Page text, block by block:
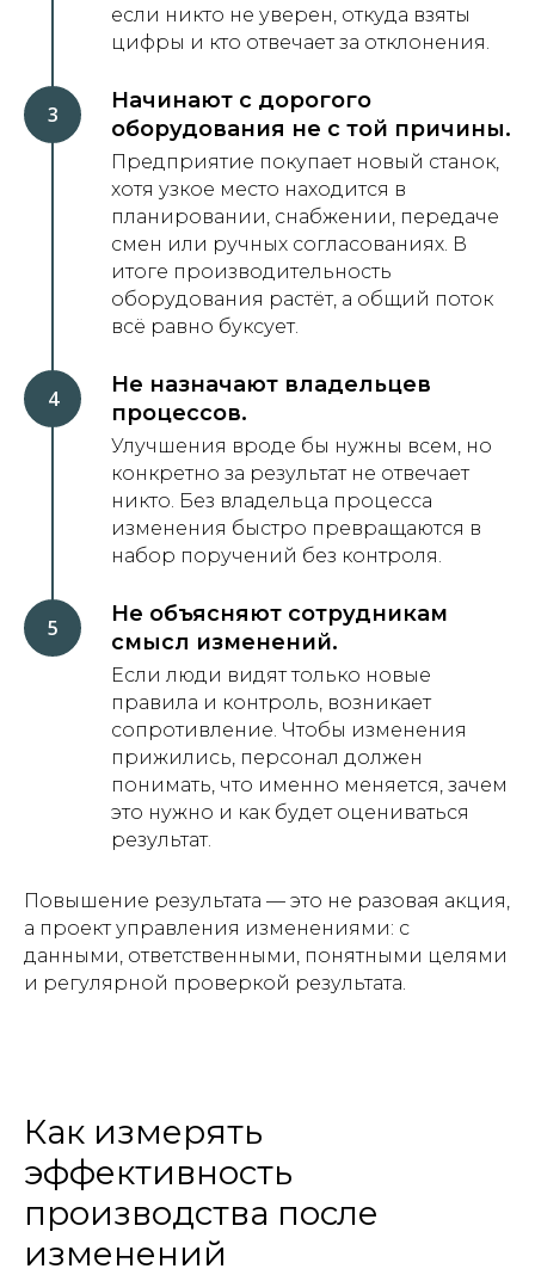
если никто не уверен, откуда взяты
цифры и кто отвечает за отклонения.
Начинают с дорогого
оборудования не с той причины.
Предприятие покупает новый станок,
хотя узкое место находится в
планировании, снабжении, передаче
смен или ручных согласованиях. В
итоге производительность
оборудования растёт, а общий поток
всё равно буксует.
Не назначают владельцев
процессов.
Улучшения вроде бы нужны всем, но
конкретно за результат не отвечает
никто. Без владельца процесса
изменения быстро превращаются в
набор поручений без контроля.
Не объясняют сотрудникам
смысл изменений.
Если люди видят только новые
правила и контроль, возникает
сопротивление. Чтобы изменения
прижились, персонал должен
понимать, что именно меняется, зачем
это нужно и как будет оцениваться
результат.
Повышение результата — это не разовая акция,
а проект управления изменениями: с
данными, ответственными, понятными целями
и регулярной проверкой результата.
Как измерять
эффективность
производства после
изменений